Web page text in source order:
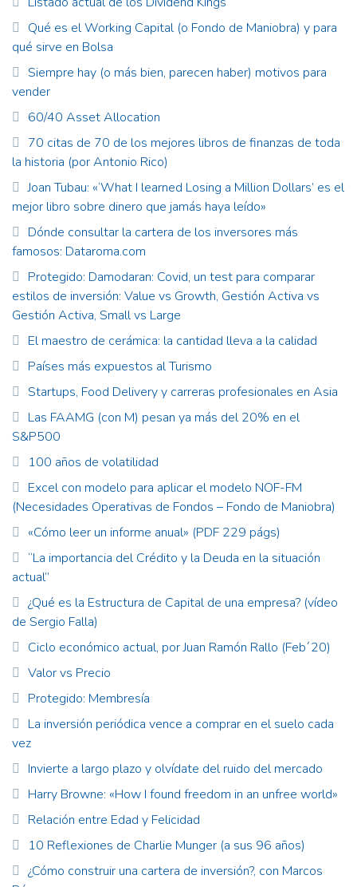
Qué es el Working Capital (o Fondo de Maniobra) y para
qué sirve en Bolsa
Siempre hay (o más bien, parecen haber) motivos para
vender
60/40 Asset Allocation
70 citas de 70 de los mejores libros de finanzas de toda
la historia (por Antonio Rico)
Joan Tubau: «‘What I learned Losing a Million Dollars’ es el
mejor libro sobre dinero que jamás haya leído»
Dónde consultar la cartera de los inversores más
famosos: Dataroma.com
Protegido: Damodaran: Covid, un test para comparar
estilos de inversión: Value vs Growth, Gestión Activa vs
Gestión Activa, Small vs Large
El maestro de cerámica: la cantidad lleva a la calidad
Países más expuestos al Turismo
Startups, Food Delivery y carreras profesionales en Asia
Las FAAMG (con M) pesan ya más del 20% en el
S&P500
100 años de volatilidad
Excel con modelo para aplicar el modelo NOF-FM
(Necesidades Operativas de Fondos – Fondo de Maniobra)
«Cómo leer un informe anual» (PDF 229 págs)
“La importancia del Crédito y la Deuda en la situación
actual”
¿Qué es la Estructura de Capital de una empresa? (vídeo
de Sergio Falla)
Ciclo económico actual, por Juan Ramón Rallo (Feb´20)
Valor vs Precio
Protegido: Membresía
La inversión periódica vence a comprar en el suelo cada
vez
Invierte a largo plazo y olvídate del ruido del mercado
Harry Browne: «How I found freedom in an unfree world»
Relación entre Edad y Felicidad
10 Reflexiones de Charlie Munger (a sus 96 años)
¿Cómo construir una cartera de inversión?, con Marcos